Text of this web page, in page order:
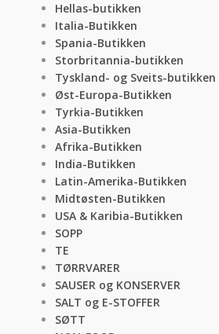
Hellas-butikken
Italia-Butikken
Spania-Butikken
Storbritannia-butikken
Tyskland- og Sveits-butikken
Øst-Europa-Butikken
Tyrkia-Butikken
Asia-Butikken
Afrika-Butikken
India-Butikken
Latin-Amerika-Butikken
Midtøsten-Butikken
USA & Karibia-Butikken
SOPP
TE
TØRRVARER
SAUSER og KONSERVER
SALT og E-STOFFER
SØTT